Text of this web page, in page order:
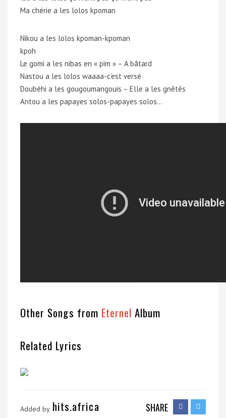
Ma chérie a les lolos kpoman
Nikou a les lolos kpoman-kpoman
kpoh
Le gomi a les nibas en « pim » – A bâtard
Nastou a les lolos waaaa-c’est versé
Doubéhi a les gougoumangouis – Elle a les gnêtês
Antou a les papayes solos-papayes solos…
Other Songs from Eternel Album
Related Lyrics
Added by hits.africa SHARE